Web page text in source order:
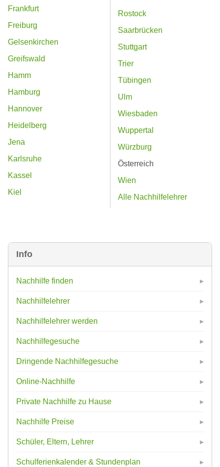
Info
Nachhilfe finden
Nachhilfelehrer
Nachhilfelehrer werden
Nachhilfegesuche
Dringende Nachhilfegesuche
Online-Nachhilfe
Private Nachhilfe zu Hause
Nachhilfe Preise
Schüler, Eltern, Lehrer
Schulferienkalender & Stundenplan
Frankfurt
Freiburg
Gelsenkirchen
Greifswald
Hamm
Hamburg
Hannover
Heidelberg
Jena
Karlsruhe
Kassel
Kiel
Rostock
Saarbrücken
Stuttgart
Trier
Tübingen
Ulm
Wiesbaden
Wuppertal
Würzburg
Österreich
Wien
Alle Nachhilfelehrer